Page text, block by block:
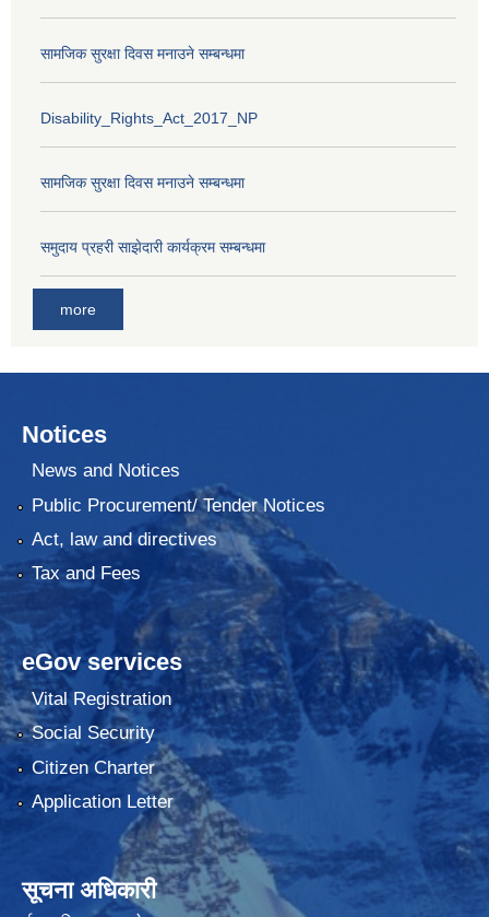
सामजिक सुरक्षा दिवस मनाउने सम्बन्धमा
Disability_Rights_Act_2017_NP
सामजिक सुरक्षा दिवस मनाउने सम्बन्धमा
समुदाय प्रहरी साझेदारी कार्यक्रम सम्बन्धमा
more
Notices
News and Notices
Public Procurement/ Tender Notices
Act, law and directives
Tax and Fees
eGov services
Vital Registration
Social Security
Citizen Charter
Application Letter
सूचना अधिकारी